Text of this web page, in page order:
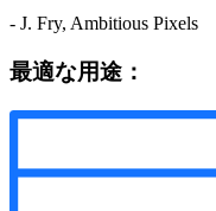
- J. Fry, Ambitious Pixels
最適な用途：